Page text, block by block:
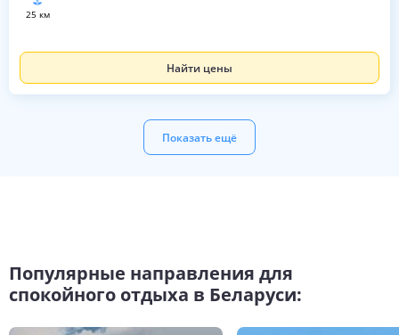
25 км
Найти цены
Показать ещё
Популярные направления для
спокойного отдыха в Беларуси: